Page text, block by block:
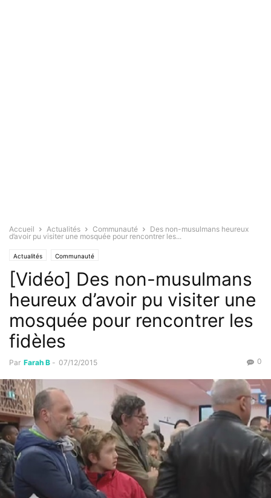
Accueil Actualités Communauté
Des non-musulmans heureux
d’avoir pu visiter une mosquée pour rencontrer les...
Actualités Communauté
[Vidéo] Des non-musulmans
heureux d’avoir pu visiter une
mosquée pour rencontrer les
fidèles
Par Farah B - 07/12/2015 0